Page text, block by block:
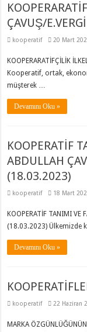
ÇAVUŞ/
kooperatif 20 Mart
KOOPERARATİFÇİLİK
Kooperatif, ortak,
müşterek …
Devamını Oku »
KOOPERATİF
ABDULLAH
(18.03.2023)
kooperatif 18 Mart
KOOPERATİF TANIMI VE
(18.03.2023)
Devamını Oku »
kooperatif 22 Haziran
MARKA